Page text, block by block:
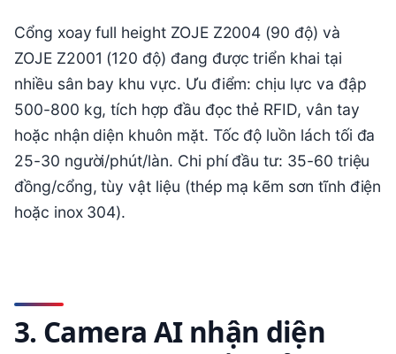
Cổng xoay full height ZOJE Z2004 (90 độ) và
ZOJE Z2001 (120 độ) đang được triển khai tại
nhiều sân bay khu vực. Ưu điểm: chịu lực va đập
500-800 kg, tích hợp đầu đọc thẻ RFID, vân tay
hoặc nhận diện khuôn mặt. Tốc độ luồn lách tối đa
25-30 người/phút/làn. Chi phí đầu tư: 35-60 triệu
đồng/cổng, tùy vật liệu (thép mạ kẽm sơn tĩnh điện
hoặc inox 304).
3. Camera AI nhận diện